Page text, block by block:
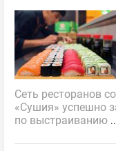
Сеть ресторанов
«Сушия» успешно
по выстраиванию